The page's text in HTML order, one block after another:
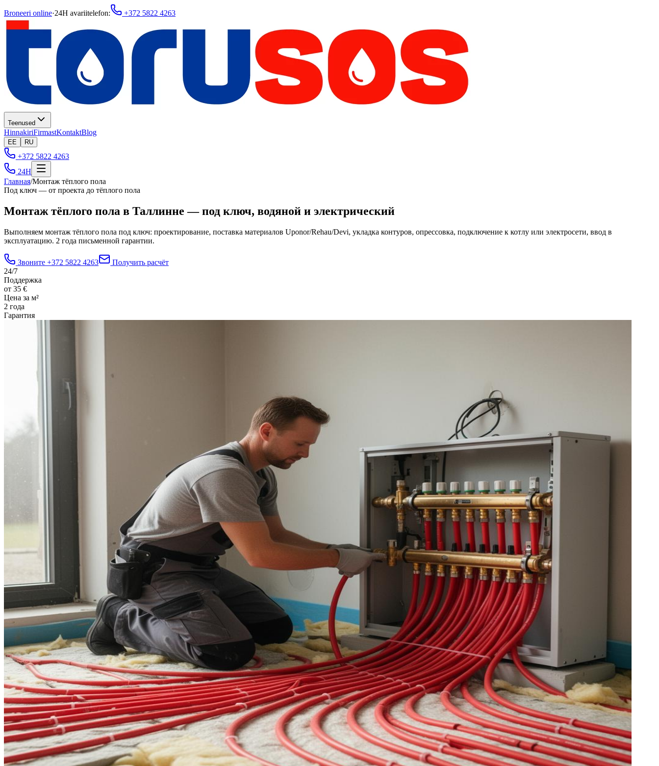
Broneeri online·24H avariitelefon: +372 5822 4263
Teenused
HinnakiriFirmastKontaktBlog
EE RU
+372 5822 4263
24H
Главная/Монтаж тёплого пола
Под ключ — от проекта до тёплого пола
Монтаж тёплого пола в Таллинне — под ключ, водяной и электрический
Выполняем монтаж тёплого пола под ключ: проектирование, поставка материалов Uponor/Rehau/Devi, укладка контуров, опрессовка, подключение к котлу или электросети, ввод в
эксплуатацию. 2 года письменной гарантии.
Звоните +372 5822 4263
Получить расчёт
24/7
Поддержка
от 35 €
Цена за м²
2 года
Гарантия